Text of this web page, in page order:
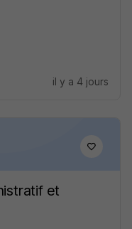
il y a 4 jours
et